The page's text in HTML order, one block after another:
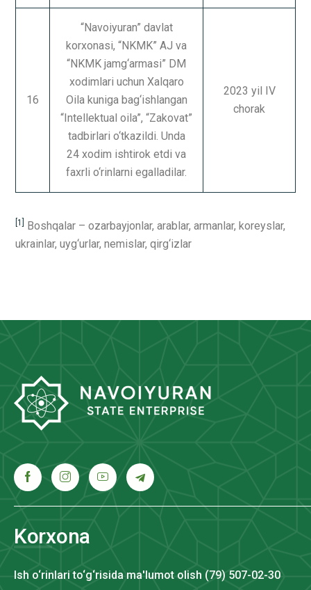
16
“Navoiyuran” davlat
korxonasi, “NKMK” AJ va
“NKMK jamg‘armasi” DM
xodimlari uchun Xalqaro
Oila kuniga bag‘ishlangan
“Intellektual oila”, “Zakovat”
tadbirlari o‘tkazildi. Unda
24 xodim ishtirok etdi va
faxrli o‘rinlarni egalladilar.
2023 yil IV
chorak
[1]
Boshqalar – ozarbayjonlar, arablar, armanlar, koreyslar,
ukrainlar, uyg‘urlar, nemislar, qirg‘izlar
Korxona
Ish o‘rinlari to‘g‘risida ma'lumot olish (79) 507-02-30